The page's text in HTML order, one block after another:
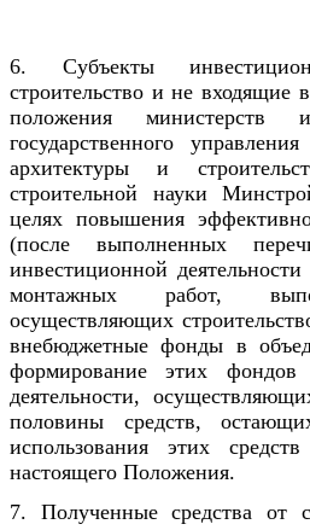
6. Субъекты
строительство и не входящие
положения министерств
государственного
архитектуры и
строительной науки
целях повышения
(после выполненных
инвестиционной
монтажных работ,
осуществляющих
внебюджетные фонды в
формирование этих фондов
деятельности,
половины средств,
использования этих
настоящего Положения.
7. Полученные средства от